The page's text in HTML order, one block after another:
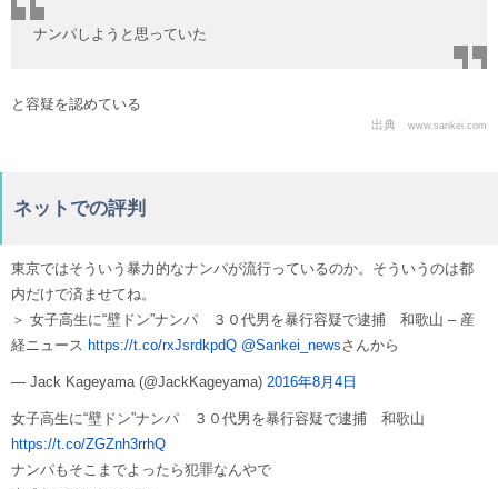
ナンパしようと思っていた
と容疑を認めている
出典 www.sankei.com
ネットでの評判
東京ではそういう暴力的なナンパが流行っているのか。そういうのは都
内だけで済ませてね。
＞ 女子高生に“壁ドン”ナンパ ３０代男を暴行容疑で逮捕 和歌山 – 産
経ニュース https://t.co/rxJsrdkpdQ @Sankei_newsさんから
— Jack Kageyama (@JackKageyama) 2016年8月4日
女子高生に“壁ドン”ナンパ ３０代男を暴行容疑で逮捕 和歌山
https://t.co/ZGZnh3rrhQ
ナンパもそこまでよったら犯罪なんやで